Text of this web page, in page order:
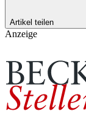
Artikel teilen
Anzeige